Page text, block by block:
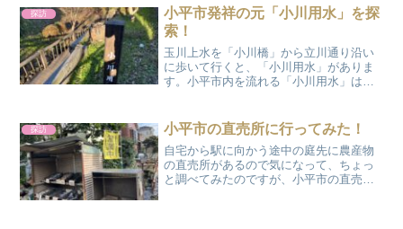
ってみるとありました！！竹林の奥の方
の一角にボランティアの方々によ...
探訪
小平市発祥の元「小川用水」を探
索！
玉川上水を「小川橋」から立川通り沿い
に歩いて行くと、「小川用水」がありま
す。小平市内を流れる「小川用水」は玉
用水路の幹線にあたり、上流部では武蔵
野美術大学の学生彫刻家た...
探訪 小平市の直売所に行ってみた！
自宅から駅に向かう途中の庭先に農産物
の直売所があるので気になって、ちょっ
と調べてみたのですが、小平市の直売所